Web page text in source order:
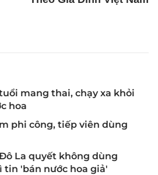
mang thai, chạy xa khỏi
hoa
phi công, tiếp viên dùng
La quyết không dùng
tin 'bán nước hoa giả'